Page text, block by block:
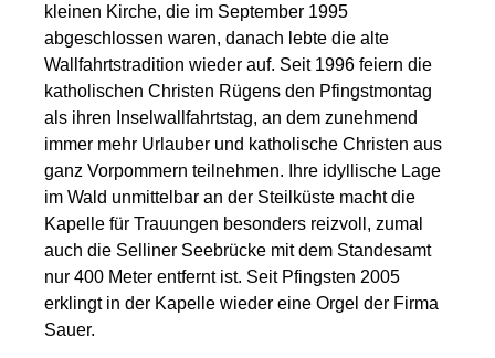
kleinen Kirche, die im September 1995
abgeschlossen waren, danach lebte die alte
Wallfahrtstradition wieder auf. Seit 1996 feiern die
katholischen Christen Rügens den Pfingstmontag
als ihren Inselwallfahrtstag, an dem zunehmend
immer mehr Urlauber und katholische Christen aus
ganz Vorpommern teilnehmen. Ihre idyllische Lage
im Wald unmittelbar an der Steilküste macht die
Kapelle für Trauungen besonders reizvoll, zumal
auch die Selliner Seebrücke mit dem Standesamt
nur 400 Meter entfernt ist. Seit Pfingsten 2005
erklingt in der Kapelle wieder eine Orgel der Firma
Sauer.